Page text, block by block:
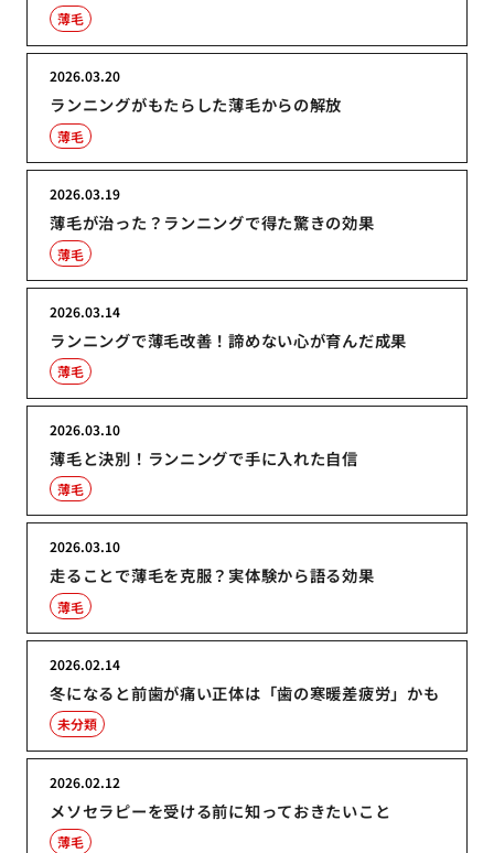
薄毛
ランニングがもたらした薄毛からの解放
2026.03.20
薄毛
薄毛が治った？ランニングで得た驚きの効果
2026.03.19
薄毛
ランニングで薄毛改善！諦めない心が育んだ成果
2026.03.14
薄毛
薄毛と決別！ランニングで手に入れた自信
2026.03.10
薄毛
走ることで薄毛を克服？実体験から語る効果
2026.03.10
薄毛
冬になると前歯が痛い正体は「歯の寒暖差疲労」かも
2026.02.14
未分類
メソセラピーを受ける前に知っておきたいこと
2026.02.12
薄毛